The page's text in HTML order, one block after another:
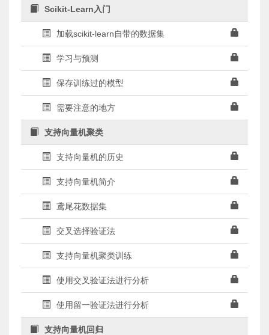
Scikit-Learn入门
加载scikit-learn自带的数据集
学习与预测
保存训练过的模型
需要注意的地方
支持向量机聚类
支持向量机的历史
支持向量机简介
鸢尾花数据集
交叉选择验证法
支持向量机聚类训练
使用交叉验证法进行分析
使用留一验证法进行分析
支持向量机回归